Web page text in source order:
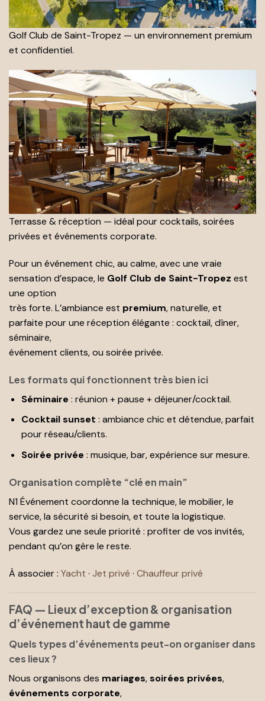
Golf Club de Saint-Tropez — un environnement premium
et confidentiel.
Terrasse & réception — idéal pour cocktails, soirées
privées et événements corporate.
Pour un événement chic, au calme, avec une vraie
sensation d’espace, le Golf Club de Saint-Tropez est
une option
très forte. L’ambiance est premium, naturelle, et
parfaite pour une réception élégante : cocktail, dîner,
séminaire,
événement clients, ou soirée privée.
Les formats qui fonctionnent très bien ici
Séminaire : réunion + pause + déjeuner/cocktail.
Cocktail sunset : ambiance chic et détendue, parfait
pour réseau/clients.
Soirée privée : musique, bar, expérience sur mesure.
Organisation complète “clé en main”
N1 Événement coordonne la technique, le mobilier, le
service, la sécurité si besoin, et toute la logistique.
Vous gardez une seule priorité : profiter de vos invités,
pendant qu’on gère le reste.
À associer : Yacht · Jet privé · Chauffeur privé
FAQ — Lieux d’exception & organisation
d’événement haut de gamme
Quels types d’événements peut-on organiser dans
ces lieux ?
Nous organisons des mariages,soirées privées,
événements corporate,